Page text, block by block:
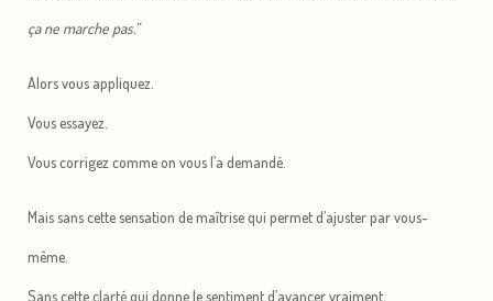
ça ne marche pas.”
Alors vous appliquez.
Vous essayez.
Vous corrigez comme on vous l’a demandé.
Mais sans cette sensation de maîtrise qui permet d’ajuster par vous-
même.
Sans cette clarté qui donne le sentiment d’avancer vraiment.